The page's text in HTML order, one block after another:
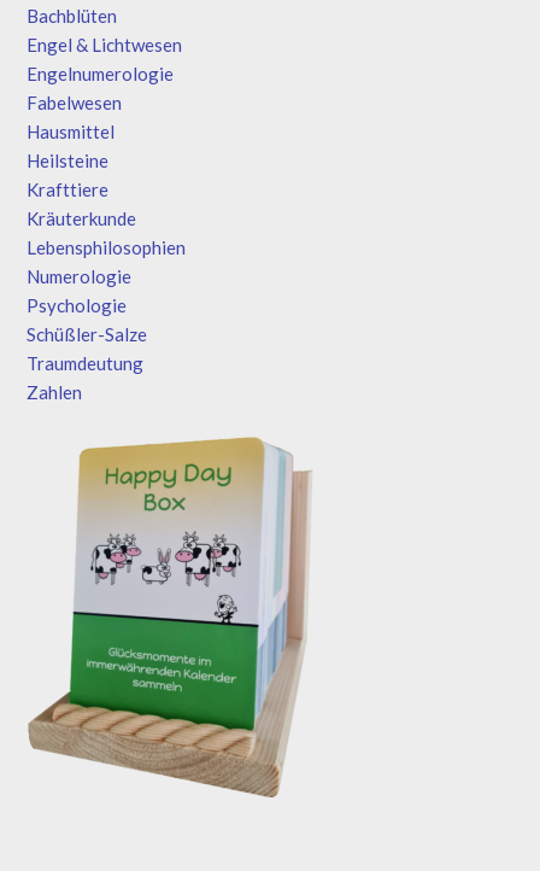
Bachblüten
Engel & Lichtwesen
Engelnumerologie
Fabelwesen
Hausmittel
Heilsteine
Krafttiere
Kräuterkunde
Lebensphilosophien
Numerologie
Psychologie
Schüßler-Salze
Traumdeutung
Zahlen